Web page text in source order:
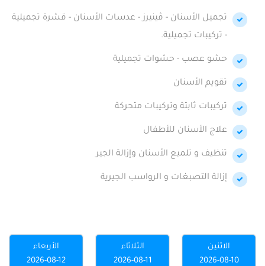
تجميل الأسنان - ڤينيرز - عدسات الأسنان - قشرة تجميلية
- تركيبات تجميلية.
حشو عصب - حشوات تجميلية
تقويم الأسنان
تركيبات ثابتة وتركيبات متحركة
علاج الأسنان للأطفال
تنظيف و تلميع الأسنان وإزالة الجير
إزالة التصبغات و الرواسب الجيرية
الاثنين
2026-08-10
الثلاثاء
2026-08-11
الأربعاء
2026-08-12